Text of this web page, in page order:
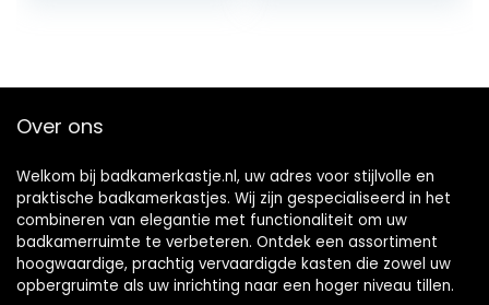
Over ons
Welkom bij badkamerkastje.nl, uw adres voor stijlvolle en
praktische badkamerkastjes. Wij zijn gespecialiseerd in het
combineren van elegantie met functionaliteit om uw
badkamerruimte te verbeteren. Ontdek een assortiment
hoogwaardige, prachtig vervaardigde kasten die zowel uw
opbergruimte als uw inrichting naar een hoger niveau tillen.